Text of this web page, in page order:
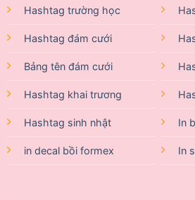
Hashtag trường học
Hashtag đám cưới
Bảng tên đám cưới
Hashtag khai trương
Hashtag sinh nhật
in decal bồi formex
In
In